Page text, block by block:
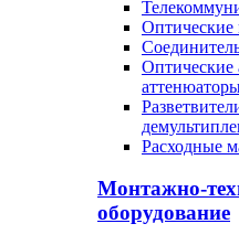
Оптические
Расходные
Монтажно-
оборудование